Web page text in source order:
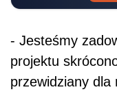
- Jesteśmy
projektu
przewidziany dla